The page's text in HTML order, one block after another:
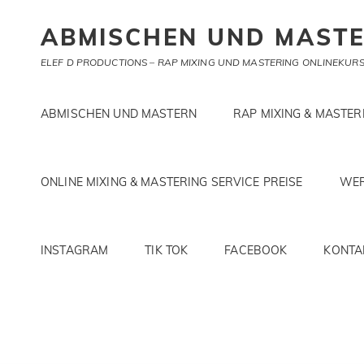
ABMISCHEN UND
ELEF D PRODUCTIONS – RAP MIXING UND MASTERING
ABMISCHEN UND MASTERN RAP MIXING &
ONLINE MIXING & MASTERING SERVICE PREISE
INSTAGRAM TIK TOK FACEBOOK